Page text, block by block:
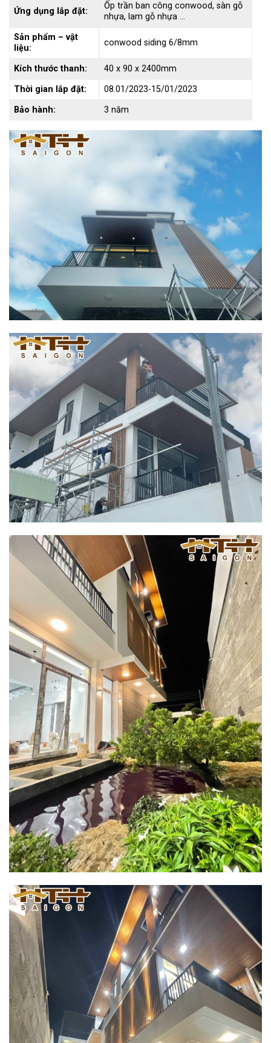
Ứng dụng lắp đặt:
Ốp trần ban công conwood, sàn gỗ
nhựa, lam gỗ nhựa …
Sản phẩm – vật
liệu:
conwood siding 6/8mm
Kích thước thanh:
40 x 90 x 2400mm
Thời gian lắp đặt:
08.01/2023-15/01/2023
Bảo hành:
3 năm